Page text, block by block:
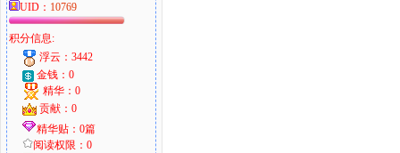
UID： 10769
积分信息:
浮云：3442
金钱：0
精华：0
贡献：0
精华贴：0篇
阅读权限：0